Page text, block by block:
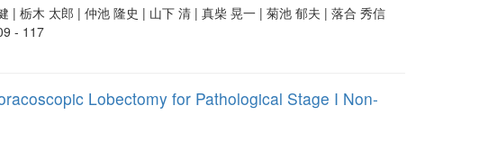
| 栃木 太郎 | 仲池 隆史 | 山下 清 | 真柴 晃一 | 菊池 郁夫 | 落合 秀信
- 117
Lobectomy for Pathological Stage I Non-